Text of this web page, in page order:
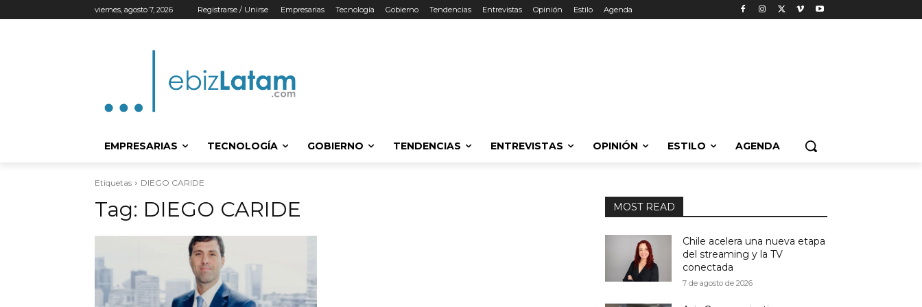
viernes, agosto 7, 2026 Registrarse / Unirse Empresarias Tecnología Gobierno Tendencias Entrevistas Opinión Estilo Agenda
EMPRESARIAS TECNOLOGÍA GOBIERNO TENDENCIAS ENTREVISTAS OPINIÓN ESTILO AGENDA
Etiquetas DIEGO CARIDE
Tag: DIEGO CARIDE MOST READ
Chile acelera una nueva etapa
del streaming y la TV
conectada
7 de agosto de 2026